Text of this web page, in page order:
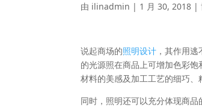
由 ilinadmin | 1 月 30, 2018 |
说起商场的照明设计 ，其作用
的光源照在商品上可增加色彩
材料的美感及加工工艺的细巧、
同时，照明还可以充分体现商